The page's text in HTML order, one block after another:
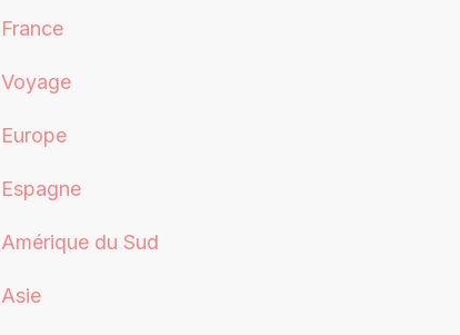
France
Voyage
Europe
Espagne
Amérique du Sud
Asie